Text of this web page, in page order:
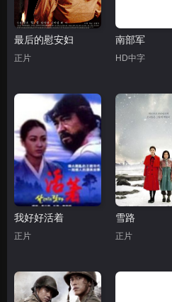
最后的慰安妇
正片
南部军
HD中字
我好好活着
正片
雪路
正片